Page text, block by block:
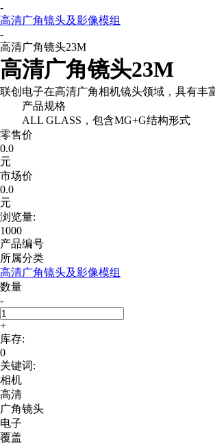
-
高清广角镜头及影像模组
-
高清广角镜头23M
高清广角镜头23M
联创电子在高清广角相机镜头领域，具有丰
产品规格
ALL GLASS，包含MG+G结构形式
零售价
0.0
元
市场价
0.0
元
浏览量:
1000
产品编号
所属分类
高清广角镜头及影像模组
数量
-
+
库存:
0
关键词:
相机
高清
广角镜头
电子
覆盖